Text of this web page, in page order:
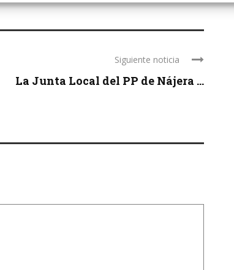
Siguiente noticia
La Junta Local del PP de Nájera ...